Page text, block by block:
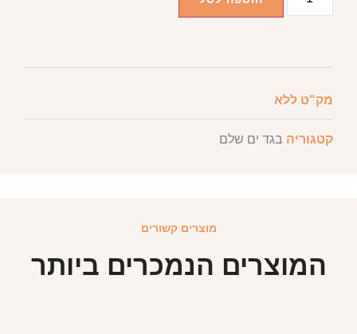
מק"ט ללא
קטגוריה בגד ים שלם
מוצרים קשורים
המוצרים הנמכרים ביותר